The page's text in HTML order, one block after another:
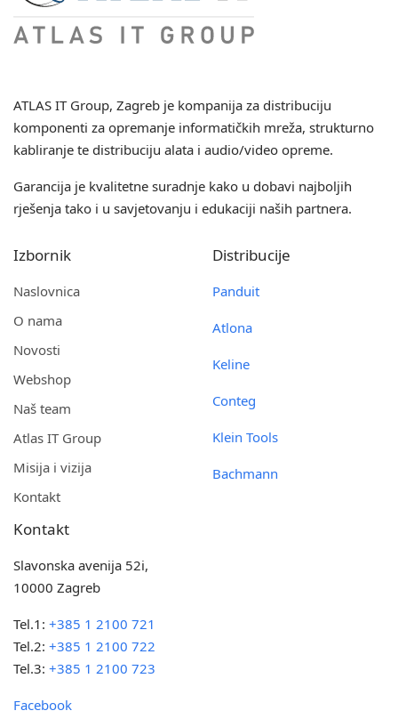
ATLAS IT Group, Zagreb je kompanija za distribuciju
komponenti za opremanje informatičkih mreža, strukturno
kabliranje te distribuciju alata i audio/video opreme.
Garancija je kvalitetne suradnje kako u dobavi najboljih
rješenja tako i u savjetovanju i edukaciji naših partnera.
Izbornik
Naslovnica
O nama
Novosti
Webshop
Naš team
Atlas IT Group
Misija i vizija
Kontakt
Distribucije
Panduit
Atlona
Keline
Conteg
Klein Tools
Bachmann
Kontakt
Slavonska avenija 52i,
10000 Zagreb
Tel.1:+385 1 2100 721
Tel.2:+385 1 2100 722
Tel.3:+385 1 2100 723
Facebook